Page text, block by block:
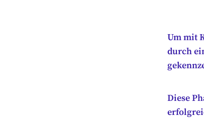
Um mit
durch
Diese